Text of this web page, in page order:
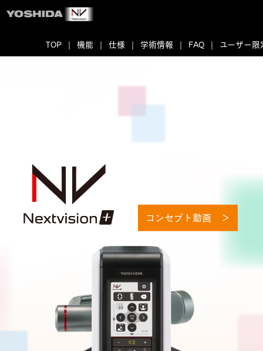
TOP 機能 仕様 学術情報 FAQ ユーザー限
コンセプト動画 ＞